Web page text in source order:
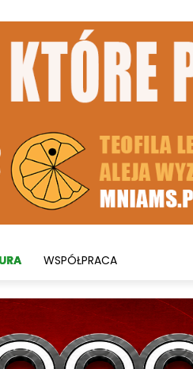
WSPÓŁPRACA